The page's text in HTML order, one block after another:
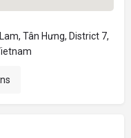
Tân Hưng, District 7,